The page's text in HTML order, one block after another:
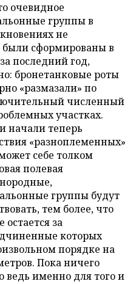
очевидное
группы в
не
были сформированы в
последний год,
бронетанковые роты
«размазали» по
численный
участках.
начали теперь
«разноплеменных»
себе толком
полевая
группы будут
тем более, что
за
которых
порядке на
Пока ничего
ведь именно для того и